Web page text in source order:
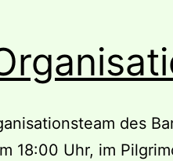
des
18:00 Uhr, im